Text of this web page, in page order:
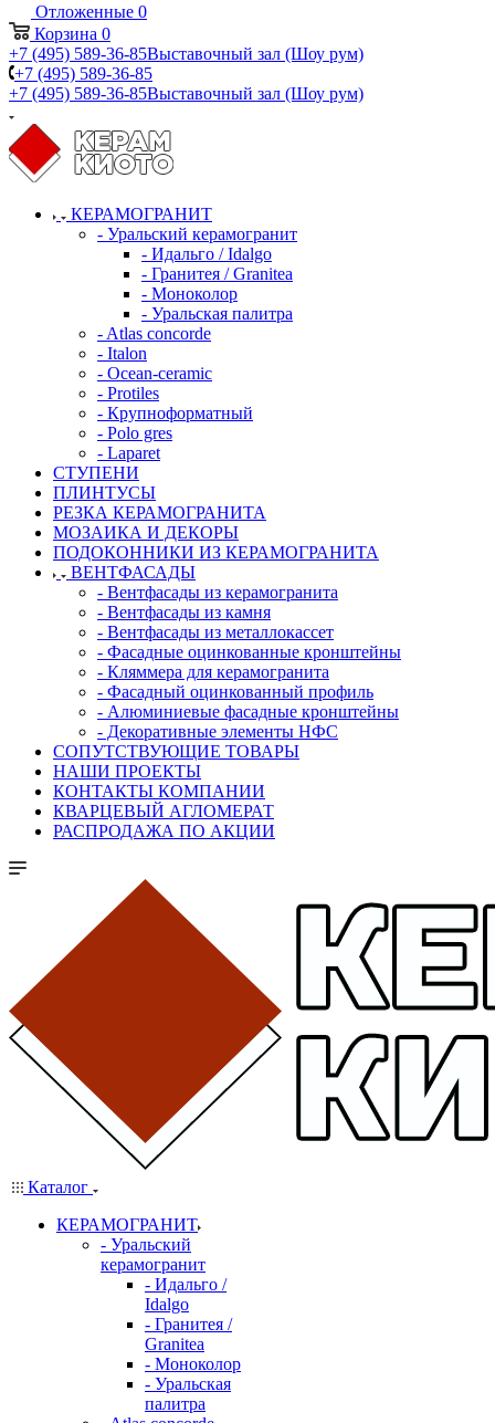
Отложенные 0
Корзина 0
+7 (495) 589-36-85Выставочный зал (Шоу рум)
+7 (495) 589-36-85
+7 (495) 589-36-85Выставочный зал (Шоу рум)
КЕРАМОГРАНИТ
- Уральский керамогранит
- Идальго / Idalgo
- Гранитея / Granitea
- Моноколор
- Уральская палитра
- Atlas concorde
- Italon
- Ocean-ceramic
- Protiles
- Крупноформатный
- Polo gres
- Laparet
СТУПЕНИ
ПЛИНТУСЫ
РЕЗКА КЕРАМОГРАНИТА
МОЗАИКА И ДЕКОРЫ
ПОДОКОННИКИ ИЗ КЕРАМОГРАНИТА
ВЕНТФАСАДЫ
- Вентфасады из керамогранита
- Вентфасады из камня
- Вентфасады из металлокассет
- Фасадные оцинкованные кронштейны
- Кляммера для керамогранита
- Фасадный оцинкованный профиль
- Алюминиевые фасадные кронштейны
- Декоративные элементы НФС
СОПУТСТВУЮЩИЕ ТОВАРЫ
НАШИ ПРОЕКТЫ
КОНТАКТЫ КОМПАНИИ
КВАРЦЕВЫЙ АГЛОМЕРАТ
РАСПРОДАЖА ПО АКЦИИ
Каталог
КЕРАМОГРАНИТ
- Уральский
керамогранит
- Идальго /
Idalgo
- Гранитея /
Granitea
- Моноколор
- Уральская
палитра